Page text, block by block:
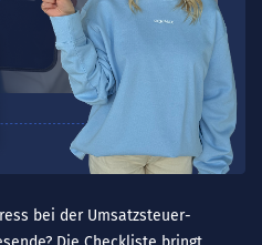
bei der Umsatzsteuer-